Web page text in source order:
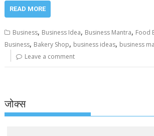
READ MORE
Business, Business Idea, Business Mantra, Food
Business, Bakery Shop, business ideas, business
Leave a comment
जोक्स